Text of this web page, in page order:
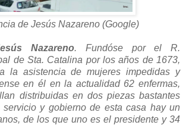
de Jesús Nazareno (Google)
Nazareno. Fundóse por el R.
de Sta. Catalina por los años de 1673,
la asistencia de mujeres impedidas y
en él en la actualidad 62 enfermas,
distribuidas en dos piezas bastantes
y gobierno de esta casa hay un
de los que uno es el presidente y 34